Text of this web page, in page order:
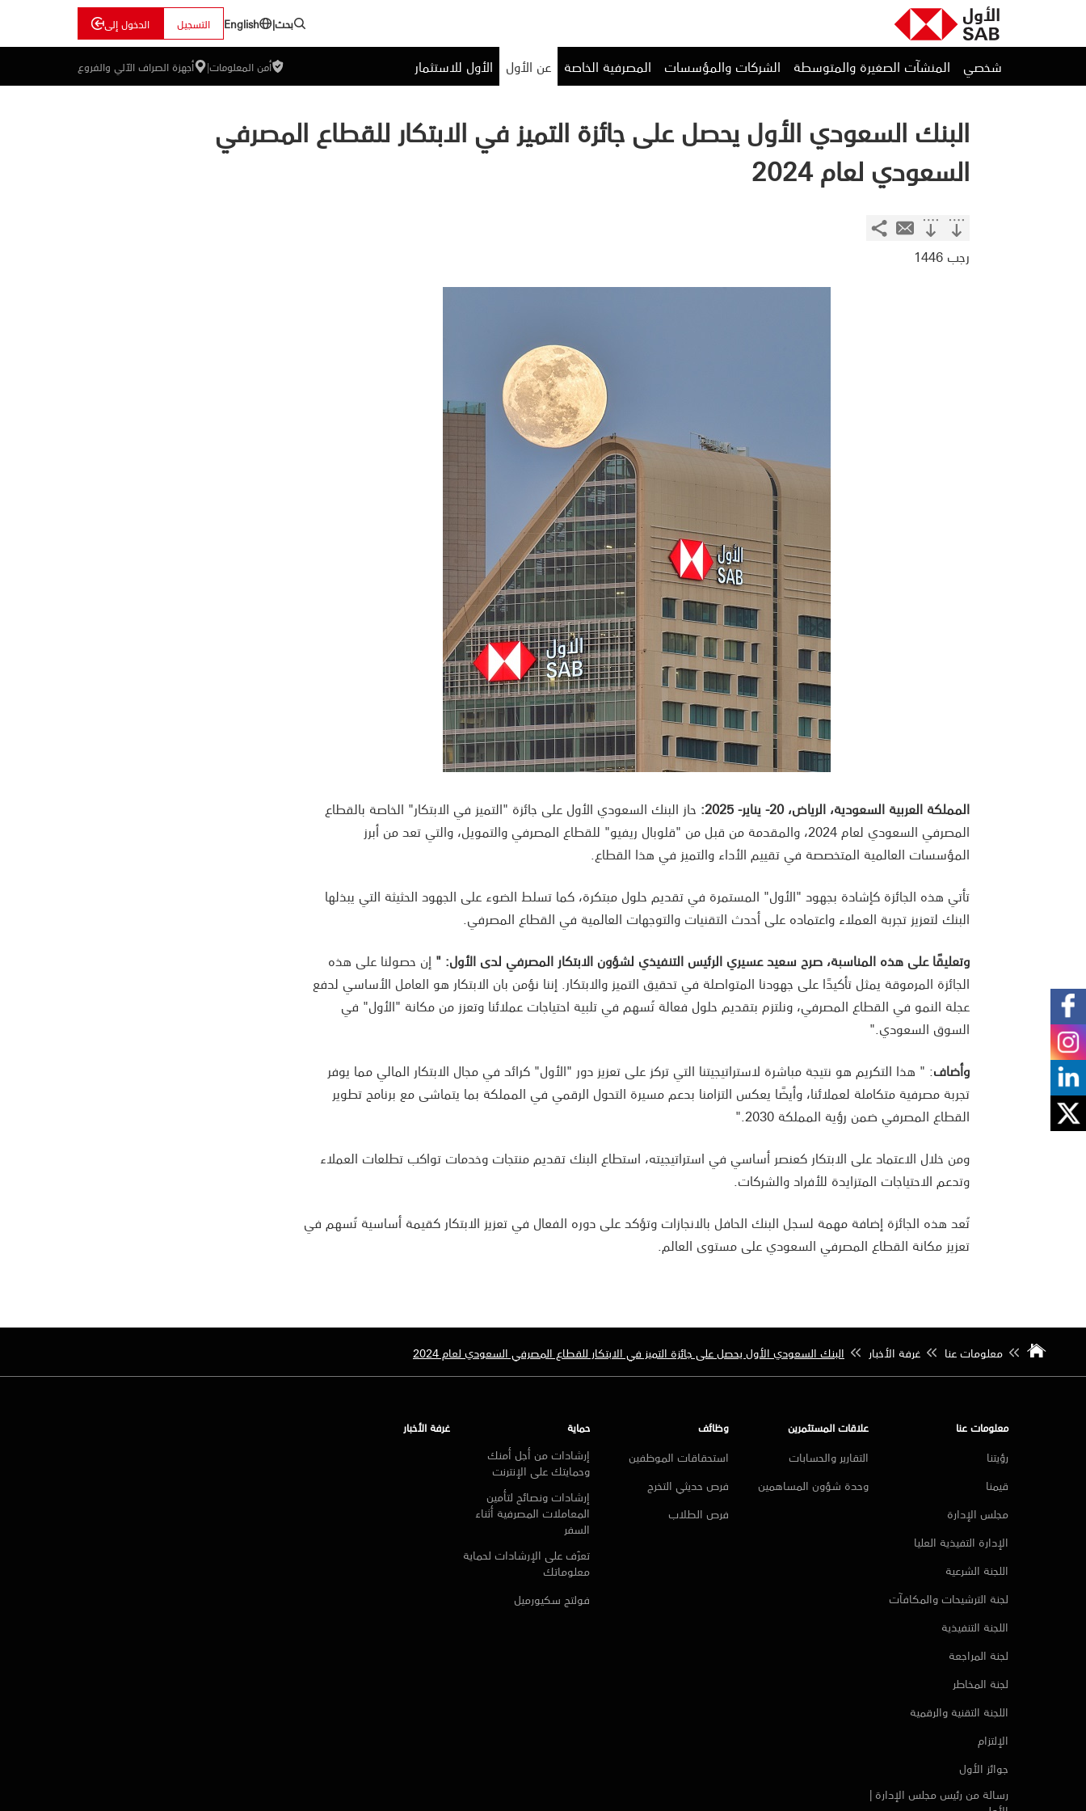
بحث|
English التسجيل الدخول إلى
شخصي المنشآت الصغيرة والمتوسطة الشركات والمؤسسات المصرفية الخاصة عن الأول الأول للاستثمار أمن المعلومات| أجهزة الصراف الآلي والفروع
البنك السعودي الأول يحصل على جائزة التميز في الابتكار للقطاع المصرفي
السعودي لعام 2024
رجب 1446
المملكة العربية السعودية، الرياض، 20- يناير- 2025:
حاز البنك السعودي الأول على جائزة "التميز في الابتكار" الخاصة بالقطاع
المصرفي السعودي لعام 2024، والمقدمة من قبل من "قلوبال ريفيو" للقطاع المصرفي والتمويل، والتي تعد من أبرز
المؤسسات العالمية المتخصصة في تقييم الأداء والتميز في هذا القطاع.
تأتي هذه الجائزة كإشادة بجهود "الأول" المستمرة في تقديم حلول مبتكرة، كما تسلط الضوء على الجهود الحثيثة التي يبذلها
البنك لتعزيز تجربة العملاء واعتماده على أحدث التقنيات والتوجهات العالمية في القطاع المصرفي.
وتعليقًا على هذه المناسبة، صرح سعيد عسيري الرئيس التنفيذي لشؤون الابتكار المصرفي لدى الأول: " إن حصولنا على هذه
الجائزة المرموقة يمثل تأكيدًا على جهودنا المتواصلة في تحقيق التميز والابتكار. إننا نؤمن بان الابتكار هو العامل الأساسي لدفع
عجلة النمو في القطاع المصرفي، ونلتزم بتقديم حلول فعالة تُسهم في تلبية احتياجات عملائنا وتعزز من مكانة "الأول" في
السوق السعودي."
وأضاف: " هذا التكريم هو نتيجة مباشرة لاستراتيجيتنا التي تركز على تعزيز دور "الأول" كرائد في مجال الابتكار المالي مما يوفر
تجربة مصرفية متكاملة لعملائنا، وأيضًا يعكس التزامنا بدعم مسيرة التحول الرقمي في المملكة بما يتماشى مع برنامج تطوير
القطاع المصرفي ضمن رؤية المملكة 2030."
ومن خلال الاعتماد على الابتكار كعنصر أساسي في استراتيجيته، استطاع البنك تقديم منتجات وخدمات تواكب تطلعات العملاء
وتدعم الاحتياجات المتزايدة للأفراد والشركات.
تُعد هذه الجائزة إضافة مهمة لسجل البنك الحافل بالانجازات وتؤكد على دوره الفعال في تعزيز الابتكار كقيمة أساسية تُسهم في
تعزيز مكانة القطاع المصرفي السعودي على مستوى العالم.
معلومات عنا غرفة الأخبار البنك السعودي الأول يحصل على جائزة التميز في الابتكار للقطاع المصرفي السعودي لعام 2024
معلومات عنا
رؤيتنا
قيمنا
مجلس الإدارة
الإدارة التفيذية العليا
اللجنة الشرعية
لجنة الترشيحات والمكافآت
اللجنة التنفيذية
لجنة المراجعة
لجنة المخاطر
اللجنة التقنية والرقمية
الإلتزام
جوائز الأول
رسالة من رئيس مجلس الإدارة |
علاقات المستثمرين
التقارير والحسابات
وحدة شؤون المساهمين
وظائف
استحقاقات الموظفين
فرص حديثي التخرج
فرص الطلاب
حماية
إرشادات من أجل أمنك
وحمايتك على الإنترنت
إرشادات ونصائح لتأمين
المعاملات المصرفية أثناء
السفر
تعرّف على الإرشادات لحماية
معلوماتك
فولتج سكيورميل
غرفة الأخبار